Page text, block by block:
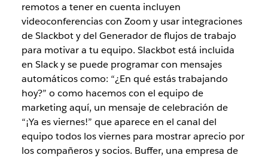
remotos a tener en cuenta incluyen
videoconferencias con Zoom y usar integraciones
de Slackbot y del Generador de flujos de trabajo
para motivar a tu equipo. Slackbot está incluida
en Slack y se puede programar con mensajes
automáticos como: “¿En qué estás trabajando
hoy?” o como hacemos con el equipo de
marketing aquí, un mensaje de celebración de
“¡Ya es viernes!” que aparece en el canal del
equipo todos los viernes para mostrar aprecio por
los compañeros y socios. Buffer, una empresa de